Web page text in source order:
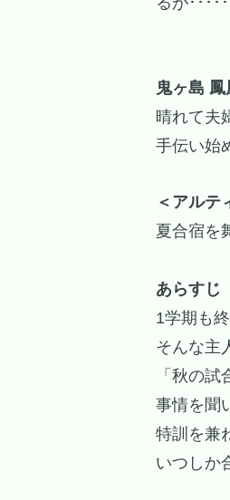
鬼ヶ島
晴れて夫
手伝い始
＜アルテ
夏合宿を
あらすじ
1学期も
そんな主
「秋の
事情を聞
特訓を兼
いつしか